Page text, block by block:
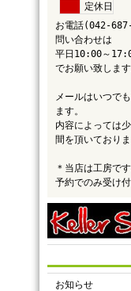
定休日
お電話(042-
問い合わせは
平日10:00～
でお願い致します
メールはいつで
ます。
内容によっては
間を頂いておりま
＊当店は工房で
予約でのみ受け
お知らせ